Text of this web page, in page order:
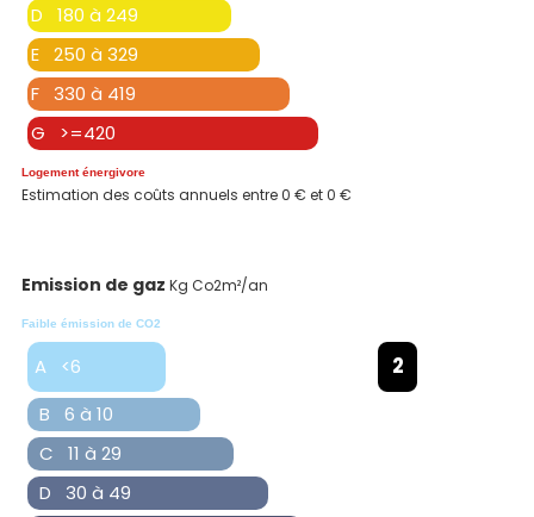
D 180 à 249
E 250 à 329
F 330 à 419
G >=420
Logement énergivore
Estimation des coûts annuels entre 0 € et 0 €
Emission de gaz Kg Co2m²/an
Faible émission de CO2
A <6 2
B 6 à 10
C 11 à 29
D 30 à 49